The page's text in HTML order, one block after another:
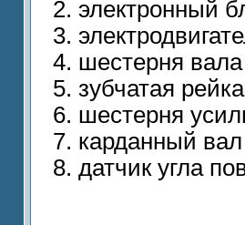
электронный
шестерня
зубчатая рейка
шестерня
карданный
датчик угла